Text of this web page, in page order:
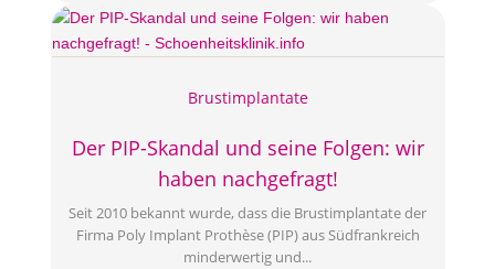
Der PIP-Skandal und seine Folgen: wir
haben nachgefragt!
Brustimplantate
Seit 2010 bekannt wurde, dass die Brustimplantate der
Firma Poly Implant Prothèse (PIP) aus Südfrankreich
minderwertig und...